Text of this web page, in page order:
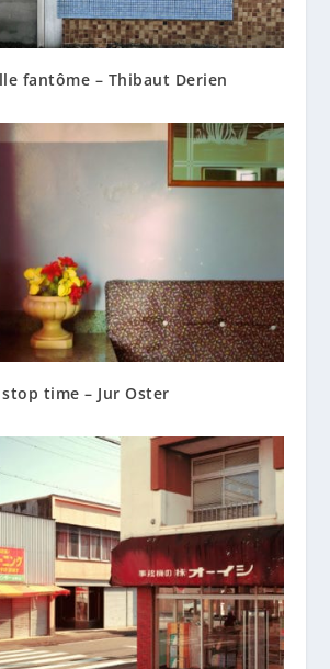
fantôme – Thibaut Derien
time – Jur Oster